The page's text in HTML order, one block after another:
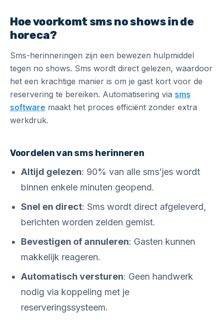
Hoe voorkomt sms no shows in de
horeca?
Sms-herinneringen zijn een bewezen hulpmiddel
tegen no shows. Sms wordt direct gelezen, waardoor
het een krachtige manier is om je gast kort voor de
reservering te bereiken. Automatisering via sms
software maakt het proces efficiënt zonder extra
werkdruk.
Voordelen van sms herinneren
Altijd gelezen: 90% van alle sms’jes wordt
binnen enkele minuten geopend.
Snel en direct: Sms wordt direct afgeleverd,
berichten worden zelden gemist.
Bevestigen of annuleren: Gasten kunnen
makkelijk reageren.
Automatisch versturen: Geen handwerk
nodig via koppeling met je
reserveringssysteem.